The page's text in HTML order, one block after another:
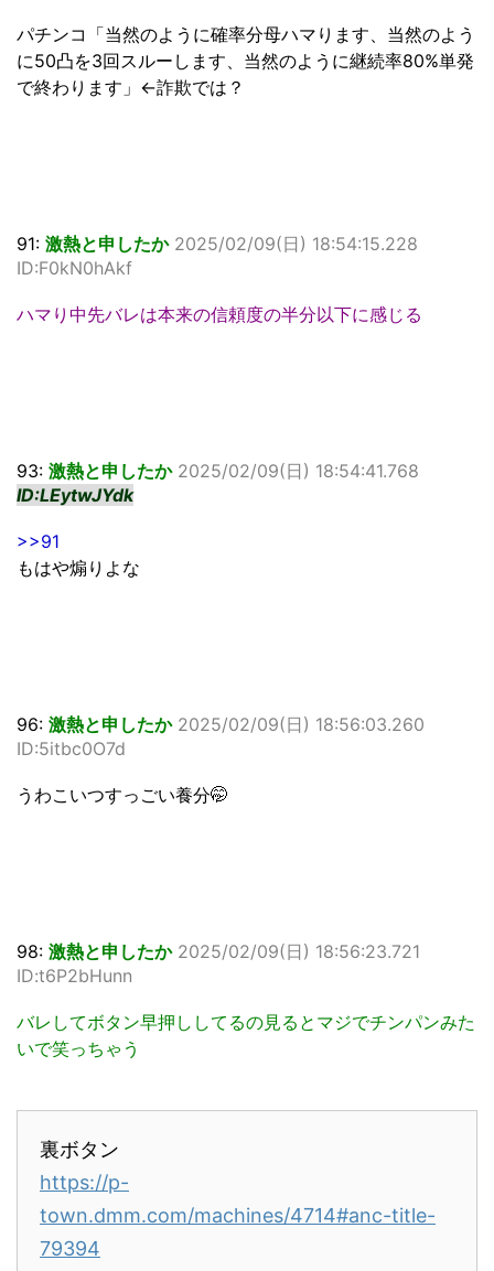
パチンコ「当然のように確率分母ハマります、当然のよう
に50凸を3回スルーします、当然のように継続率80%単発
で終わります」←詐欺では？
91: 激熱と申したか 2025/02/09(日) 18:54:15.228
ID:F0kN0hAkf
ハマり中先バレは本来の信頼度の半分以下に感じる
93: 激熱と申したか 2025/02/09(日) 18:54:41.768
ID:LEytwJYdk
>>91
もはや煽りよな
96: 激熱と申したか 2025/02/09(日) 18:56:03.260
ID:5itbc0O7d
うわこいつすっごい養分🤭
98: 激熱と申したか 2025/02/09(日) 18:56:23.721
ID:t6P2bHunn
バレしてボタン早押ししてるの見るとマジでチンパンみた
いで笑っちゃう
裏ボタン
https://p-
town.dmm.com/machines/4714#anc-title-
79394